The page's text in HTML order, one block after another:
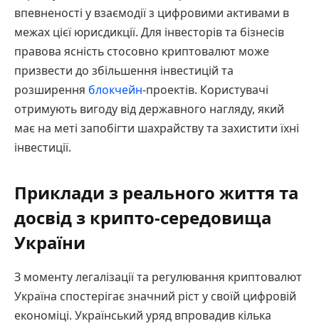
впевненості у взаємодії з цифровими активами в
межах цієї юрисдикції. Для інвесторів та бізнесів
правова ясність стосовно криптовалют може
призвести до збільшення інвестицій та
розширення блокчейн-проектів. Користувачі
отримують вигоду від державного нагляду, який
має на меті запобігти шахрайству та захистити їхні
інвестиції.
Приклади з реального життя та
досвід з крипто-середовища
України
З моменту легалізації та регулювання криптовалют
Україна спостерігає значний ріст у своїй цифровій
економіці. Український уряд впровадив кілька